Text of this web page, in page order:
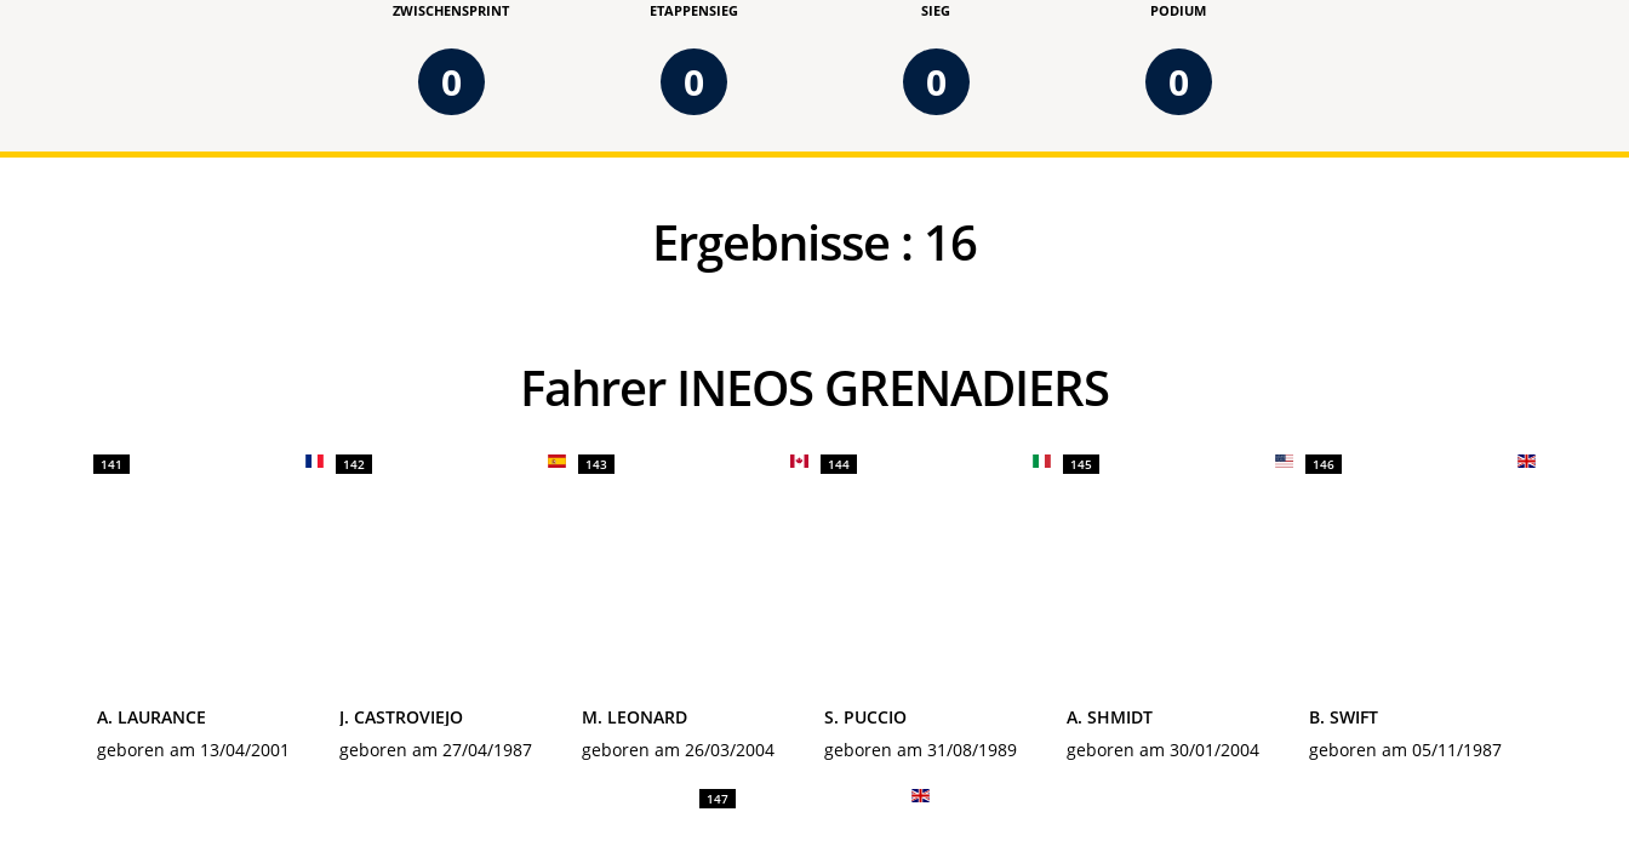
ZWISCHENSPRINT
0
ETAPPENSIEG
0
SIEG
0
PODIUM
0
Ergebnisse : 16
Fahrer INEOS GRENADIERS
141
A. LAURANCE
geboren am 13/04/2001
142
J. CASTROVIEJO
geboren am 27/04/1987
143
M. LEONARD
geboren am 26/03/2004
144
S. PUCCIO
geboren am 31/08/1989
145
A. SHMIDT
geboren am 30/01/2004
146
B. SWIFT
geboren am 05/11/1987
147